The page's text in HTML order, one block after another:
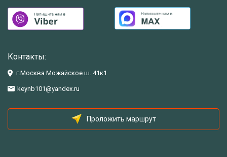
Контакты:
г.Москва Можайское ш. 41к1
keynb101@yandex.ru
Проложить маршрут